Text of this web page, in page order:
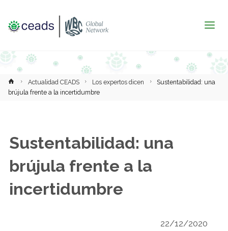
InicioActualidad CEADS Los expertos dicen
Sustentabilidad: una
brújula frente a la incertidumbre
Sustentabilidad: una
brújula frente a la
incertidumbre
22/12/2020